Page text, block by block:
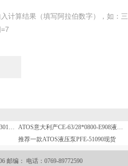
计算结果（填写阿拉伯数字），如：三
意大利ATOS油缸 CK-80/360600-S301有优惠
ATOS意大利产CE-63/28*0800-E908液压缸
推荐一款ATOS液压泵PFE-51090现货
邮编： 电话：0769-89772590